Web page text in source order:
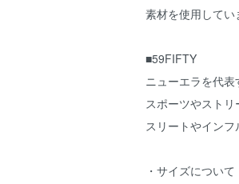
素材を使用してい
■59FIFTY
ニューエラを代表
スポーツやスト
スリートやインフ
・サイズについて